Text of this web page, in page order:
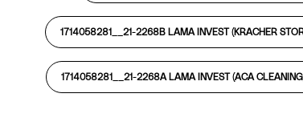
1714058281__21-2268B LAMA INVEST (KRACHER
1714058281__21-2268A LAMA INVEST (ACA